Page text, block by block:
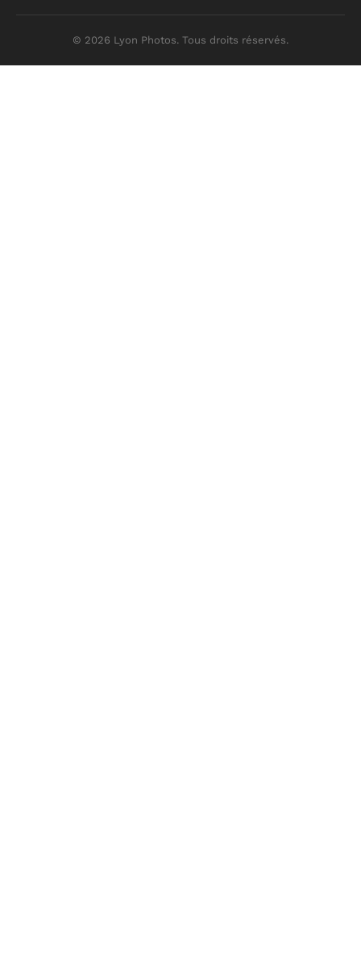
© 2026 Lyon Photos. Tous droits réservés.